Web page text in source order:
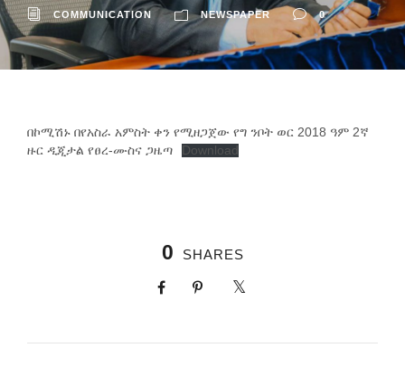
COMMUNICATION NEWSPAPER 0
በኮሚሽኑ በየአስራ አምስት ቀን የሚዘጋጀው የግ ንቦት ወር 2018 ዓም 2ኛ
ዙር ዲጂታል የፀረ-ሙስና ጋዜጣ
Download
0 SHARES